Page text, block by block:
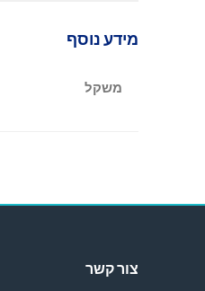
מידע נוסף
משקל
צור קשר